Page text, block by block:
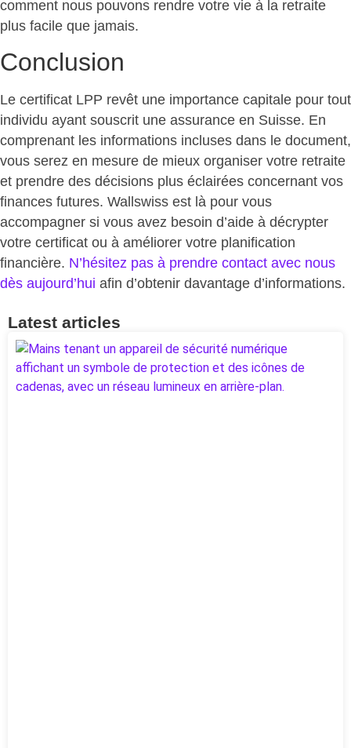
comment nous pouvons rendre votre vie à la retraite
plus facile que jamais.
Conclusion
Le certificat LPP revêt une importance capitale pour tout
individu ayant souscrit une assurance en Suisse. En
comprenant les informations incluses dans le document,
vous serez en mesure de mieux organiser votre retraite
et prendre des décisions plus éclairées concernant vos
finances futures. Wallswiss est là pour vous
accompagner si vous avez besoin d’aide à décrypter
votre certificat ou à améliorer votre planification
financière. N’hésitez pas à prendre contact avec nous
dès aujourd’hui afin d’obtenir davantage d’informations.
Latest articles